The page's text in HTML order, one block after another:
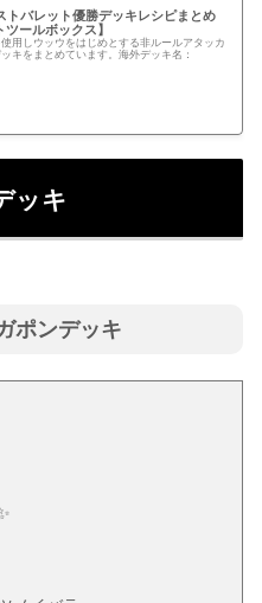
トバレット優勝デッキレシピまとめ
ツールボックス】
用しウッウをはじめとする非ルールアタッカ
キをまとめています。海外デッキ名：
ッキ
ポンデッキ